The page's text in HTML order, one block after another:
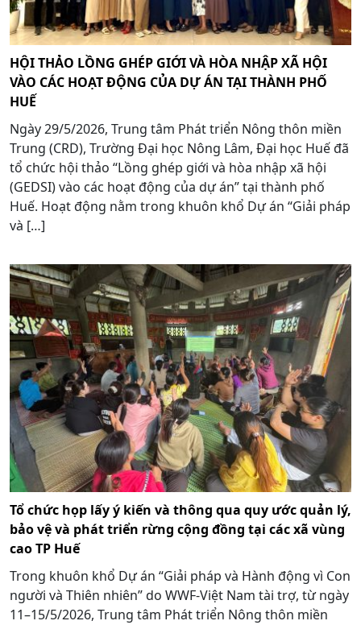
HỘI THẢO LỒNG GHÉP GIỚI VÀ HÒA NHẬP XÃ HỘI
VÀO CÁC HOẠT ĐỘNG CỦA DỰ ÁN TẠI THÀNH PHỐ
HUẾ
Ngày 29/5/2026, Trung tâm Phát triển Nông thôn miền
Trung (CRD), Trường Đại học Nông Lâm, Đại học Huế đã
tổ chức hội thảo “Lồng ghép giới và hòa nhập xã hội
(GEDSI) vào các hoạt động của dự án” tại thành phố
Huế. Hoạt động nằm trong khuôn khổ Dự án “Giải pháp
và […]
Tổ chức họp lấy ý kiến và thông qua quy ước quản lý,
bảo vệ và phát triển rừng cộng đồng tại các xã vùng
cao TP Huế
Trong khuôn khổ Dự án “Giải pháp và Hành động vì Con
người và Thiên nhiên” do WWF-Việt Nam tài trợ, từ ngày
11–15/5/2026, Trung tâm Phát triển Nông thôn miền